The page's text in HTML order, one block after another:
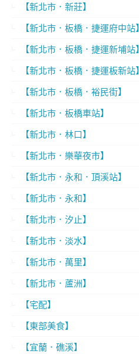
【新北市．新莊】
【新北市．板橋．捷運府中站】
【新北市．板橋．捷運新埔站】
【新北市．板橋．捷運板新站】
【新北市．板橋．裕民街】
【新北市．板橋車站】
【新北市．林口】
【新北市．樂華夜市】
【新北市．永和．頂溪站】
【新北市．永和】
【新北市．汐止】
【新北市．淡水】
【新北市．萬里】
【新北市．蘆洲】
【宅配】
【東部美食】
【宜蘭．礁溪】